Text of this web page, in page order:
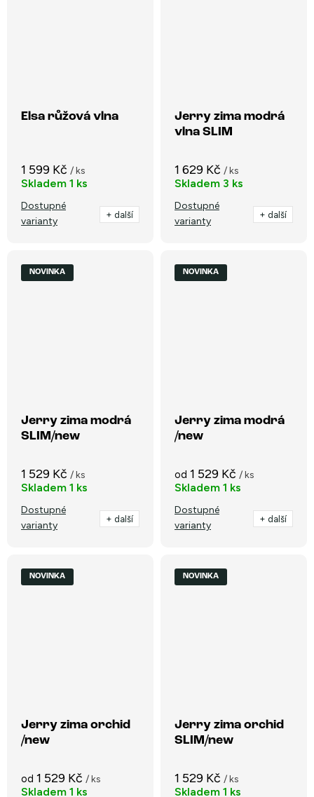
Elsa růžová vlna
1 599 Kč / ks
Skladem 1 ks
Dostupné
varianty
+ další
Jerry zima modrá
vlna SLIM
1 629 Kč / ks
Skladem 3 ks
Dostupné
varianty
+ další
NOVINKA
Jerry zima modrá
SLIM/new
1 529 Kč / ks
Skladem 1 ks
Dostupné
varianty
+ další
NOVINKA
Jerry zima modrá
/new
od 1 529 Kč / ks
Skladem 1 ks
Dostupné
varianty
+ další
NOVINKA
Jerry zima orchid
/new
od 1 529 Kč / ks
Skladem 1 ks
NOVINKA
Jerry zima orchid
SLIM/new
1 529 Kč / ks
Skladem 1 ks